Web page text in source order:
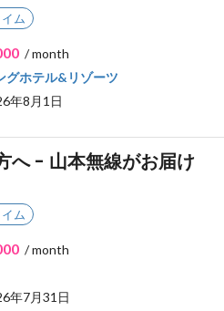
ム
/ month
グホテル&リゾーツ
年8月1日
へ - 山本無線がお届け
ム
/ month
年7月31日